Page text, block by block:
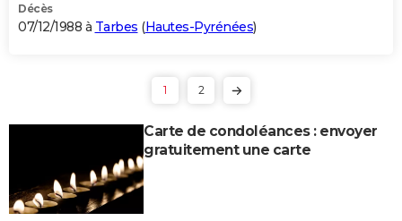
Décès
07/12/1988 à Tarbes (Hautes-Pyrénées)
1 2
Carte de condoléances : envoyer
gratuitement une carte